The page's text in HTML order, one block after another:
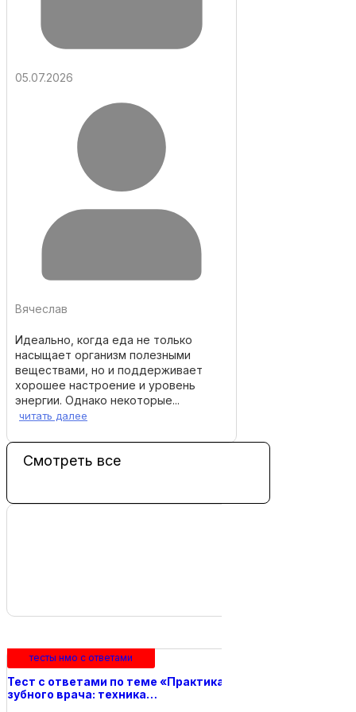
Смотреть все
05.07.2026
Вячеслав
Идеально, когда еда не только
насыщает организм полезными
веществами, но и поддерживает
хорошее настроение и уровень
энергии. Однако некоторые...
читать далее
Преодоление страха лечения
вросшего ногтя
тесты нмо с ответами
Тест с ответами по теме «Практика
зубного врача: техника…